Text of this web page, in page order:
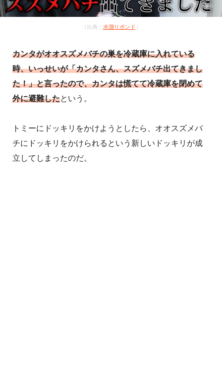
（出典： 水溜りボンド ）
カンタがオオスズメバチの巣を冷蔵庫に入れている
時、いっせいが「カンタさん、スズメバチ出てきまし
た！」と言ったので、カンタは慌てて冷蔵庫を閉めて
外に避難したという。
トミーにドッキリをかけようとしたら、オオスズメバ
チにドッキリをかけられるという新しいドッキリが成
立してしまったのだ。